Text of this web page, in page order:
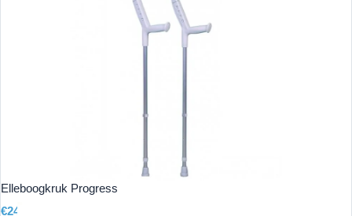
Elleboogkruk Progress
€24,95